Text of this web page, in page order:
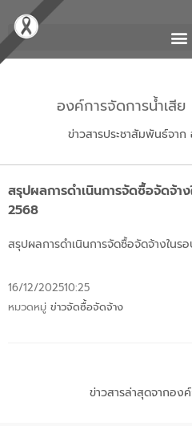
องค์การจัดการน้ำเสีย
ข่าวสารประชาสัมพันธ์จาก
สรุปผลการดำเนินการจัดซื้อจัดจ้
2568
สรุปผลการดำเนินการจัดซื้อจัดจ้างใน
16/12/202510:25
หมวดหมู่ ข่าวจัดซื้อจัดจ้าง
ข่าวสารล่าสุดจากอง